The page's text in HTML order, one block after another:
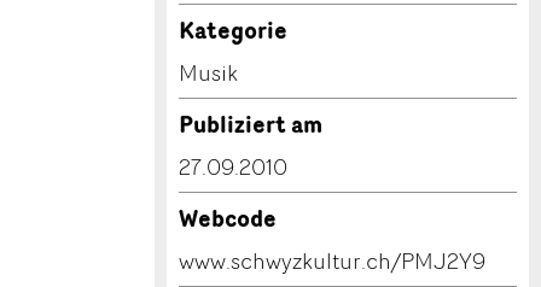
Kategorie
Musik
Publiziert am
27.09.2010
Webcode
www.schwyzkultur.ch/PMJ2Y9